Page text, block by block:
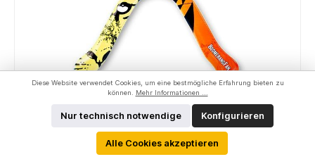
Diese Website verwendet Cookies, um eine bestmögliche Erfahrung bieten zu
können.
Mehr Informationen ...
Nur technisch notwendige Konfigurieren
Alle Cookies akzeptieren